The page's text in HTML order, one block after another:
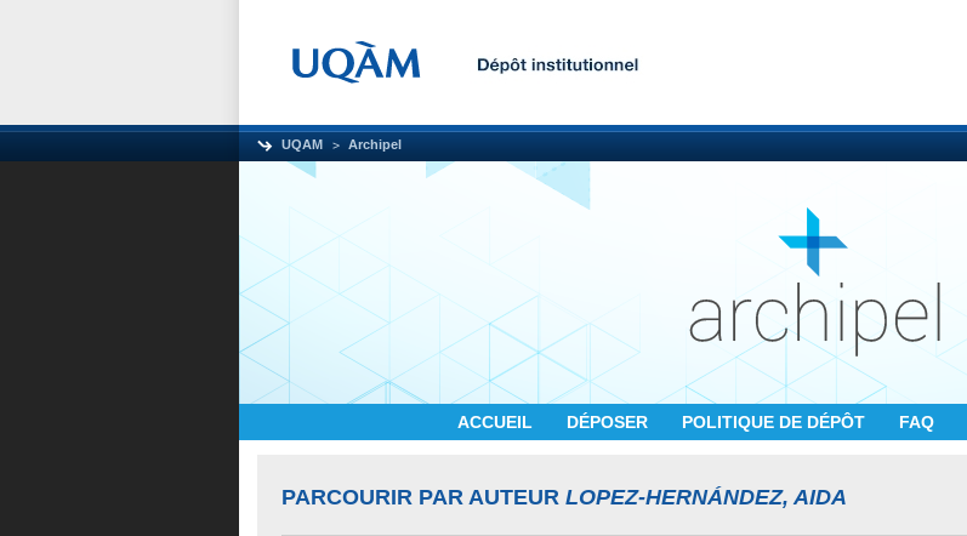
UQAM Archipel
ACCUEIL DÉPOSER POLITIQUE DE DÉPÔT FAQ
PARCOURIR PAR AUTEUR LOPEZ-HERNÁNDEZ, AIDA